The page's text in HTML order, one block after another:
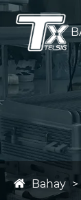
Bahay